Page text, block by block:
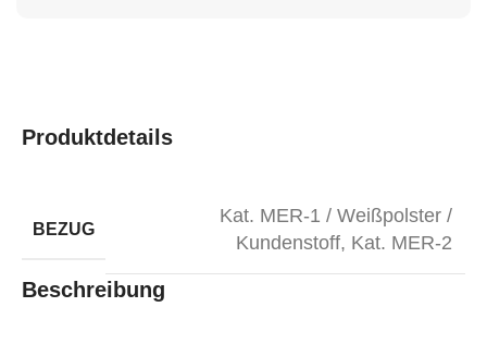
Produktdetails
BEZUG
Kat. MER-1 / Weißpolster /
Kundenstoff, Kat. MER-2
Beschreibung